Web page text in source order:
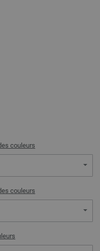
couleurs
couleurs